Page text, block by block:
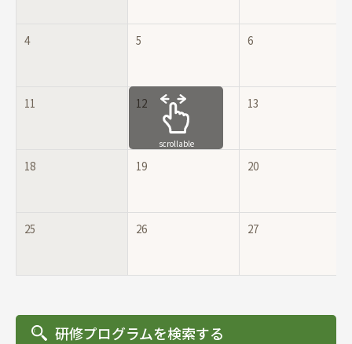
4 5 6
11 12 13
18 19 20
25 26 27
scrollable
研修プログラムを検索する